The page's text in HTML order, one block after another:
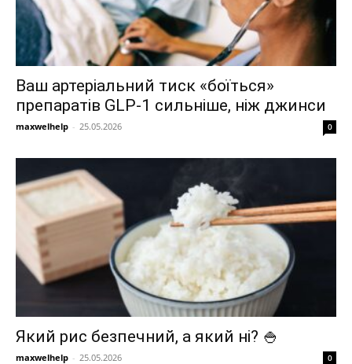
Ваш артеріальний тиск «боїться»
препаратів GLP-1 сильніше, ніж джинси
maxwelhelp - 25.05.2026 0
Який рис безпечний, а який ні? 🍚
maxwelhelp - 25.05.2026 0